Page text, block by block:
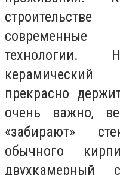
современные
технологии.
прекрасно
очень важно,
«забирают»
обычного
двухкамерный